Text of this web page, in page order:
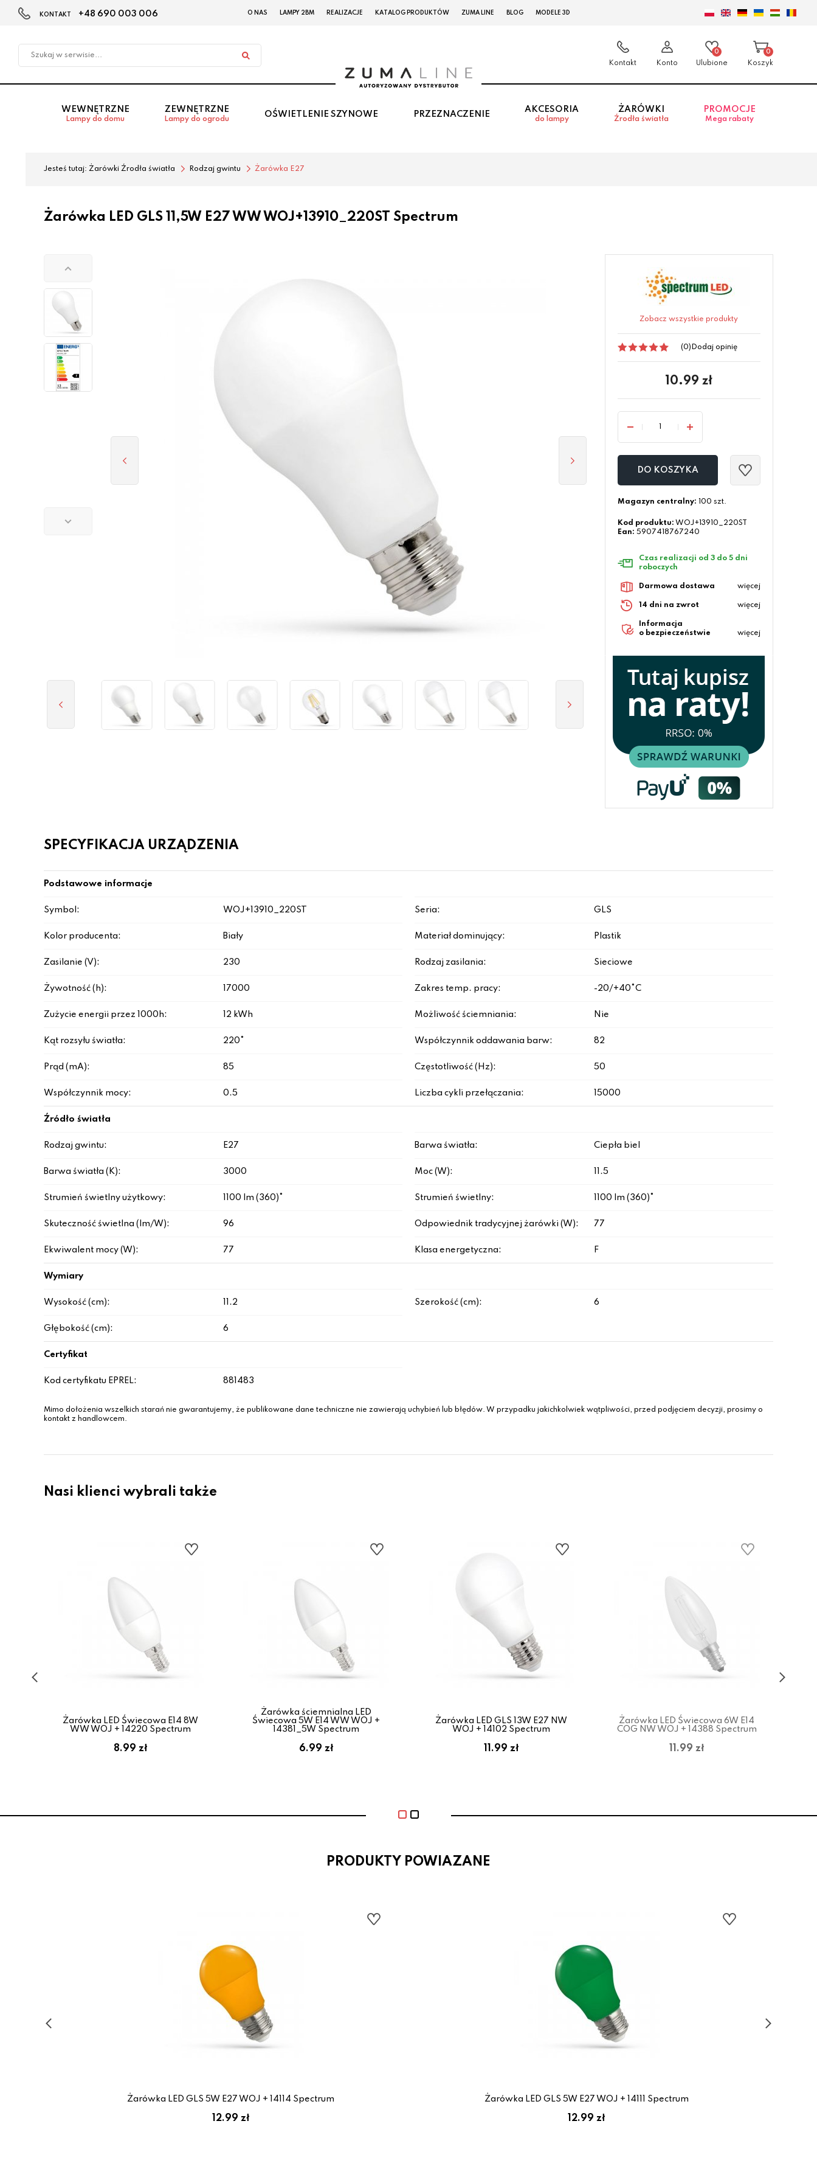
w
KONTAKT +48 690 003 006 O NAS LAMPY 2BM REALIZACJE KATALOG PRODUKTÓW ZUMA LINE BLOG MODELE 3D
Kontakt Konto
0
Ulubione
0
Koszyk
WEWNĘTRZNE
Lampy do domu
ZEWNĘTRZNE
Lampy do ogrodu
OŚWIETLENIE SZYNOWE PRZEZNACZENIE
AKCESORIA
do lampy
ŻARÓWKI
Źrodła światła
PROMOCJE
Mega rabaty
Jesteś tutaj: Żarówki Źrodła światła Rodzaj gwintu Żarówka E27
Żarówka LED GLS 11,5W E27 WW WOJ+13910_220ST Spectrum
Zobacz wszystkie produkty
(0) Dodaj opinię
10.99 zł
DO KOSZYKA
Magazyn centralny: 100 szt.
Kod produktu: WOJ+13910_220ST
Ean: 5907418767240
Czas realizacji od 3 do 5 dni
roboczych
Darmowa dostawa więcej
14 dni na zwrot więcej
Informacja
o bezpieczeństwie
więcej
SPECYFIKACJA URZĄDZENIA
Podstawowe informacje
Symbol: WOJ+13910_220ST Seria: GLS
Kolor producenta: Biały Materiał dominujący: Plastik
Zasilanie (V): 230 Rodzaj zasilania: Sieciowe
Żywotność (h): 17000 Zakres temp. pracy: -20/+40°C
Zużycie energii przez 1000h: 12 kWh Możliwość ściemniania: Nie
Kąt rozsyłu światła: 220° Współczynnik oddawania barw: 82
Prąd (mA): 85 Częstotliwość (Hz): 50
Współczynnik mocy: 0.5 Liczba cykli przełączania: 15000
Źródło światła
Rodzaj gwintu: E27 Barwa światła: Ciepła biel
Barwa światła (K): 3000 Moc (W): 11.5
Strumień świetlny użytkowy: 1100 lm (360)° Strumień świetlny: 1100 lm (360)°
Skuteczność świetlna (lm/W): 96 Odpowiednik tradycyjnej żarówki (W): 77
Ekwiwalent mocy (W): 77 Klasa energetyczna: F
Wymiary
Wysokość (cm): 11.2 Szerokość (cm): 6
Głębokość (cm): 6
Certyfikat
Kod certyfikatu EPREL: 881483
Mimo dołożenia wszelkich starań nie gwarantujemy, że publikowane dane techniczne nie zawierają uchybień lub błędów. W przypadku jakichkolwiek wątpliwości, przed podjęciem decyzji, prosimy o
kontakt z handlowcem.
Nasi klienci wybrali także
Żarówka LED Świecowa E14 8W
WW WOJ + 14220 Spectrum
8.99 zł
Żarówka ściemnialna LED
Świecowa 5W E14 WW WOJ +
14381_5W Spectrum
6.99 zł
Żarówka LED GLS 13W E27 NW
WOJ + 14102 Spectrum
11.99 zł
Żarówka LED Świecowa 6W E14
COG NW WOJ + 14388 Spectrum
11.99 zł
PRODUKTY POWIAZANE
Żarówka LED GLS 5W E27 WOJ + 14114 Spectrum
12.99 zł
Żarówka LED GLS 5W E27 WOJ + 14111 Spectrum
12.99 zł